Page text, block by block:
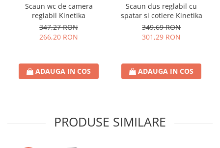
Scaun wc de camera
reglabil Kinetika
347,27 RON
266,20 RON
ADAUGA IN COS
Scaun dus reglabil cu
spatar si cotiere Kinetika
349,69 RON
301,29 RON
ADAUGA IN COS
PRODUSE SIMILARE